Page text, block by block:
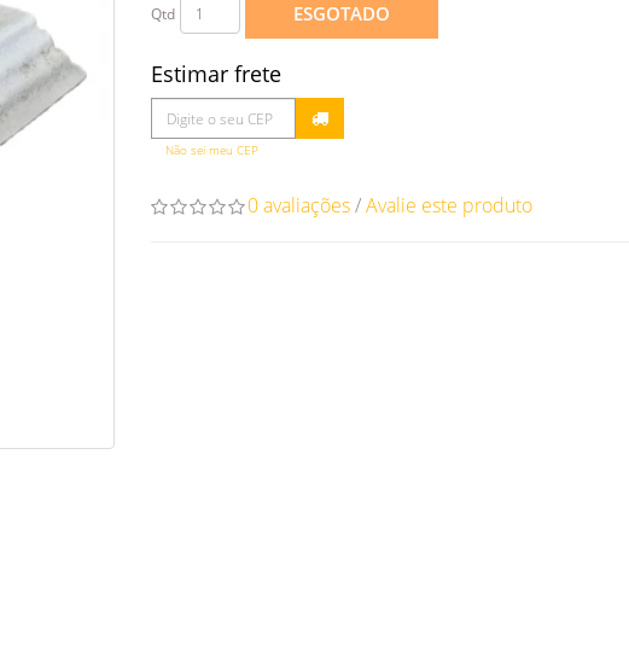
Qtd ESGOTADO
Estimar frete
Não sei meu CEP
0 avaliações/Avalie este produto